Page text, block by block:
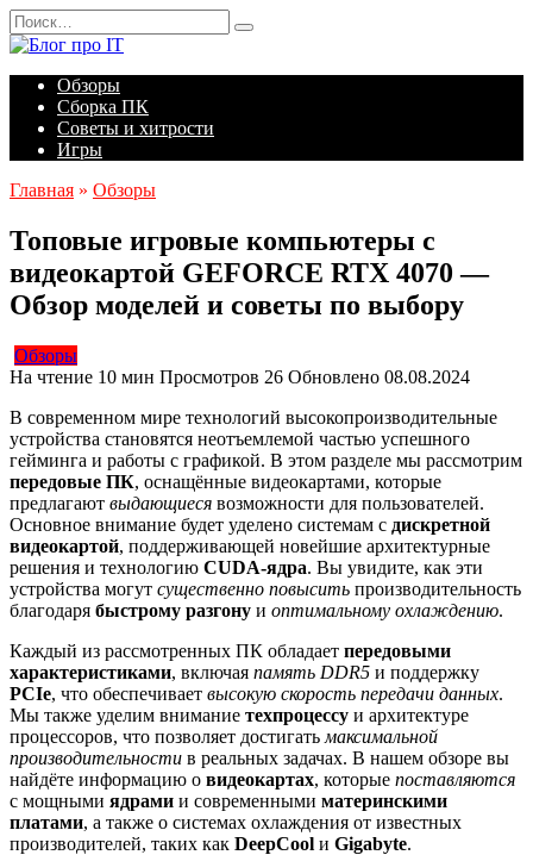
Перейти
к
содержанию
Search
for:
Обзоры
Сборка ПК
Советы и хитрости
Игры
Главная » Обзоры
Топовые игровые компьютеры с
видеокартой GEFORCE RTX 4070 —
Обзор моделей и советы по выбору
Обзоры
На чтение 10 мин Просмотров 26 Обновлено 08.08.2024
В современном мире технологий высокопроизводительные
устройства становятся неотъемлемой частью успешного
гейминга и работы с графикой. В этом разделе мы рассмотрим
передовые ПК, оснащённые видеокартами, которые
предлагают выдающиеся возможности для пользователей.
Основное внимание будет уделено системам с дискретной
видеокартой, поддерживающей новейшие архитектурные
решения и технологию CUDA-ядра. Вы увидите, как эти
устройства могут существенно повысить производительность
благодаря быстрому разгону и оптимальному охлаждению.
Каждый из рассмотренных ПК обладает передовыми
характеристиками, включая память DDR5 и поддержку
PCIe, что обеспечивает высокую скорость передачи данных.
Мы также уделим внимание техпроцессу и архитектуре
процессоров, что позволяет достигать максимальной
производительности в реальных задачах. В нашем обзоре вы
найдёте информацию о видеокартах, которые поставляются
с мощными ядрами и современными материнскими
платами, а также о системах охлаждения от известных
производителей, таких как DeepCool и Gigabyte.